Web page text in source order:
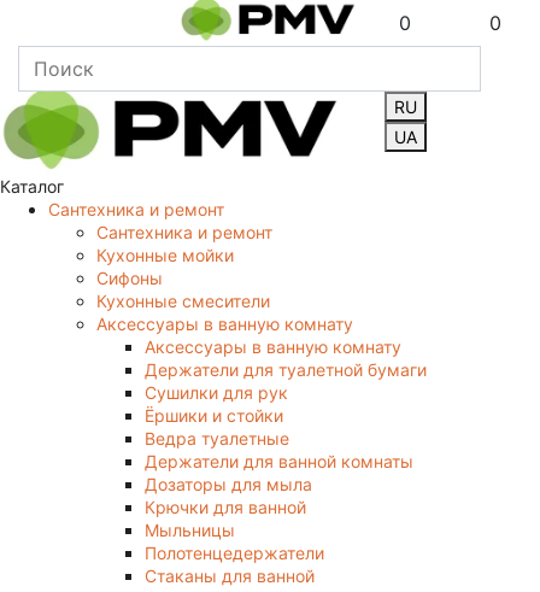
0 0
RU
UA
Каталог
Сантехника и ремонт
Сантехника и ремонт
Кухонные мойки
Сифоны
Кухонные смесители
Аксессуары в ванную комнату
Аксессуары в ванную комнату
Держатели для туалетной бумаги
Сушилки для рук
Ёршики и стойки
Ведра туалетные
Держатели для ванной комнаты
Дозаторы для мыла
Крючки для ванной
Мыльницы
Полотенцедержатели
Стаканы для ванной